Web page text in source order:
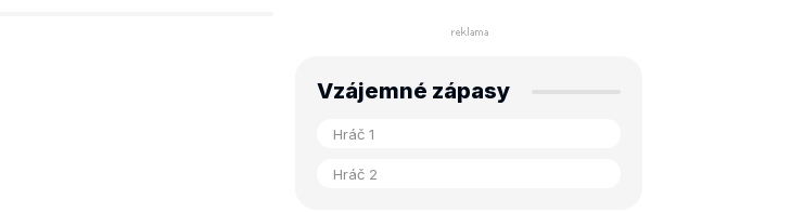
Vzájemné zápasy